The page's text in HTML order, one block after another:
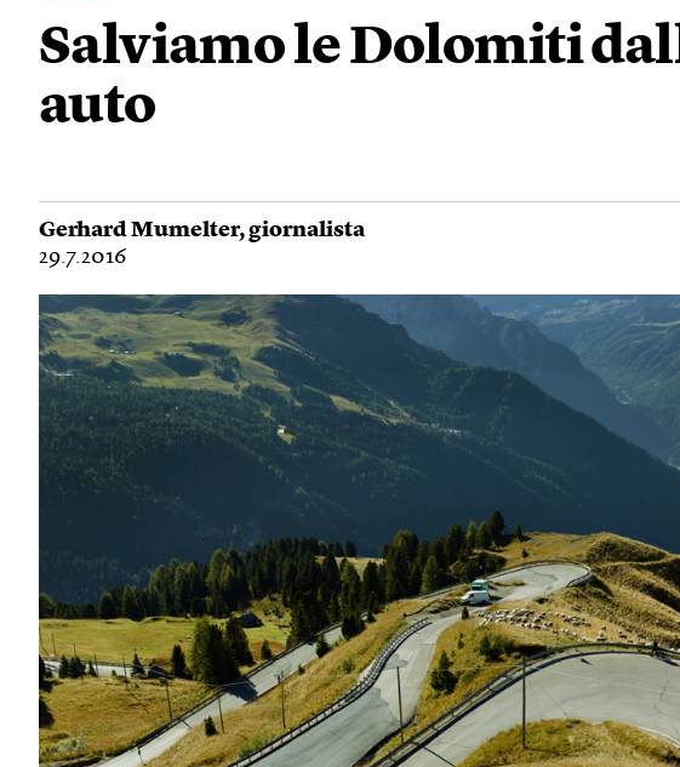
Salviamo le Dolomiti
auto
Gerhard Mumelter, giornalista
29.7.2016